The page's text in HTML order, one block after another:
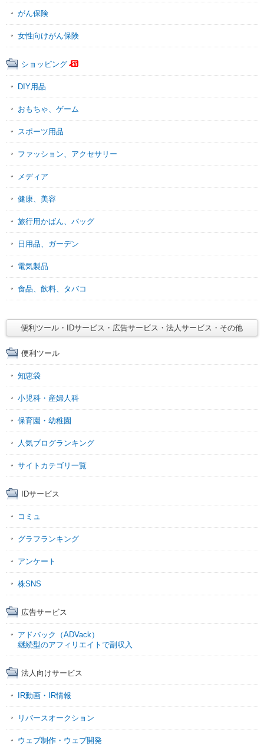
がん保険
女性向けがん保険
ショッピング
DIY用品
おもちゃ、ゲーム
スポーツ用品
ファッション、アクセサリー
メディア
健康、美容
旅行用かばん、バッグ
日用品、ガーデン
電気製品
食品、飲料、タバコ
便利ツール・IDサービス・広告サービス・法人サービス・その他
便利ツール
知恵袋
小児科・産婦人科
保育園・幼稚園
人気ブログランキング
サイトカテゴリ一覧
IDサービス
コミュ
グラフランキング
アンケート
株SNS
広告サービス
アドバック（ADVack）
継続型のアフィリエイトで副収入
法人向けサービス
IR動画・IR情報
リバースオークション
ウェブ制作・ウェブ開発